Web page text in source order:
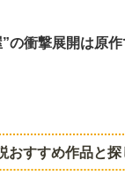
の衝撃展開は原
おすすめ作品と探